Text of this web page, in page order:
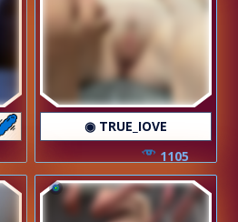
◉ TRUE_IOVE
1105